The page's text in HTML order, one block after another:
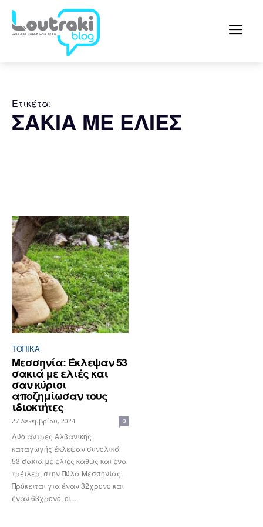
Ετικέτα:
ΣΑΚΙΑ ΜΕ ΕΛΙΕΣ
ΤΟΠΙΚΑ
Μεσσηνία: Έκλεψαν 53
σακιά με ελιές και
σαν κύριοι
αποζημίωσαν τους
ιδιοκτήτες
27 Δεκεμβρίου, 2024 0
Δύο άντρες Αλβανικής
καταγωγής έκλεψαν συνολικά
53 σακιά με ελιές καθώς και ένα
τρέιλερ, στην Πύλα Μεσσηνίας.
Πρόκειται για έναν 32χρονο και
έναν 63χρονο, οι...